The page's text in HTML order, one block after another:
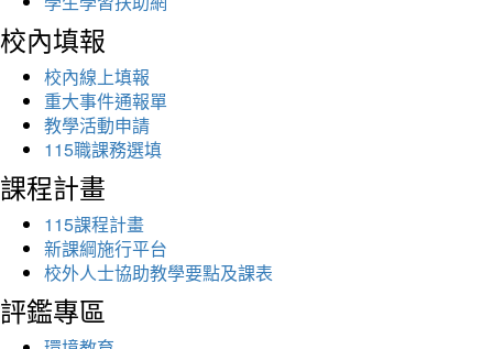
校內填報
校內線上填報
重大事件通報單
教學活動申請
115職課務選填
課程計畫
115課程計畫
新課綱施行平台
校外人士協助教學要點及課表
評鑑專區